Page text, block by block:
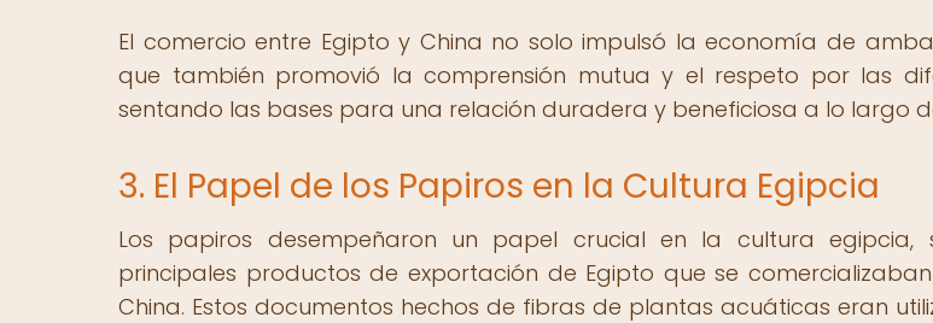
El comercio entre Egipto y China no solo impulsó la economía de
que también promovió la comprensión mutua y el respeto por las
sentando las bases para una relación duradera y beneficiosa a lo largo
3. El Papel de los Papiros en la Cultura Egipcia
Los papiros desempeñaron un papel crucial en la cultura egipcia,
principales productos de exportación de Egipto que se
China. Estos documentos hechos de fibras de plantas acuáticas eran